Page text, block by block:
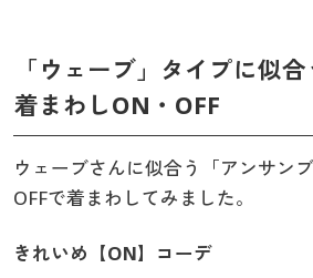
「ウェーブ」タイプに似
着まわしON・OFF
ウェーブさんに似合う「アンサン
OFFで着まわしてみました。
きれいめ【ON】コーデ